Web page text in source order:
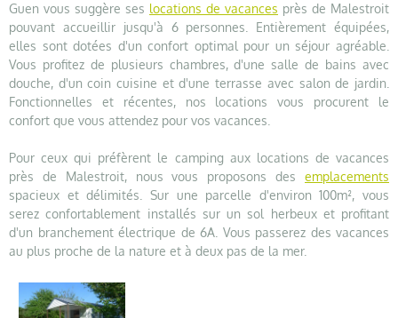
Guen vous suggère ses locations de vacances près de Malestroit
pouvant accueillir jusqu'à 6 personnes. Entièrement équipées,
elles sont dotées d'un confort optimal pour un séjour agréable.
Vous profitez de plusieurs chambres, d'une salle de bains avec
douche, d'un coin cuisine et d'une terrasse avec salon de jardin.
Fonctionnelles et récentes, nos locations vous procurent le
confort que vous attendez pour vos vacances.
Pour ceux qui préfèrent le camping aux locations de vacances
près de Malestroit, nous vous proposons des emplacements
spacieux et délimités. Sur une parcelle d'environ 100m², vous
serez confortablement installés sur un sol herbeux et profitant
d'un branchement électrique de 6A. Vous passerez des vacances
au plus proche de la nature et à deux pas de la mer.